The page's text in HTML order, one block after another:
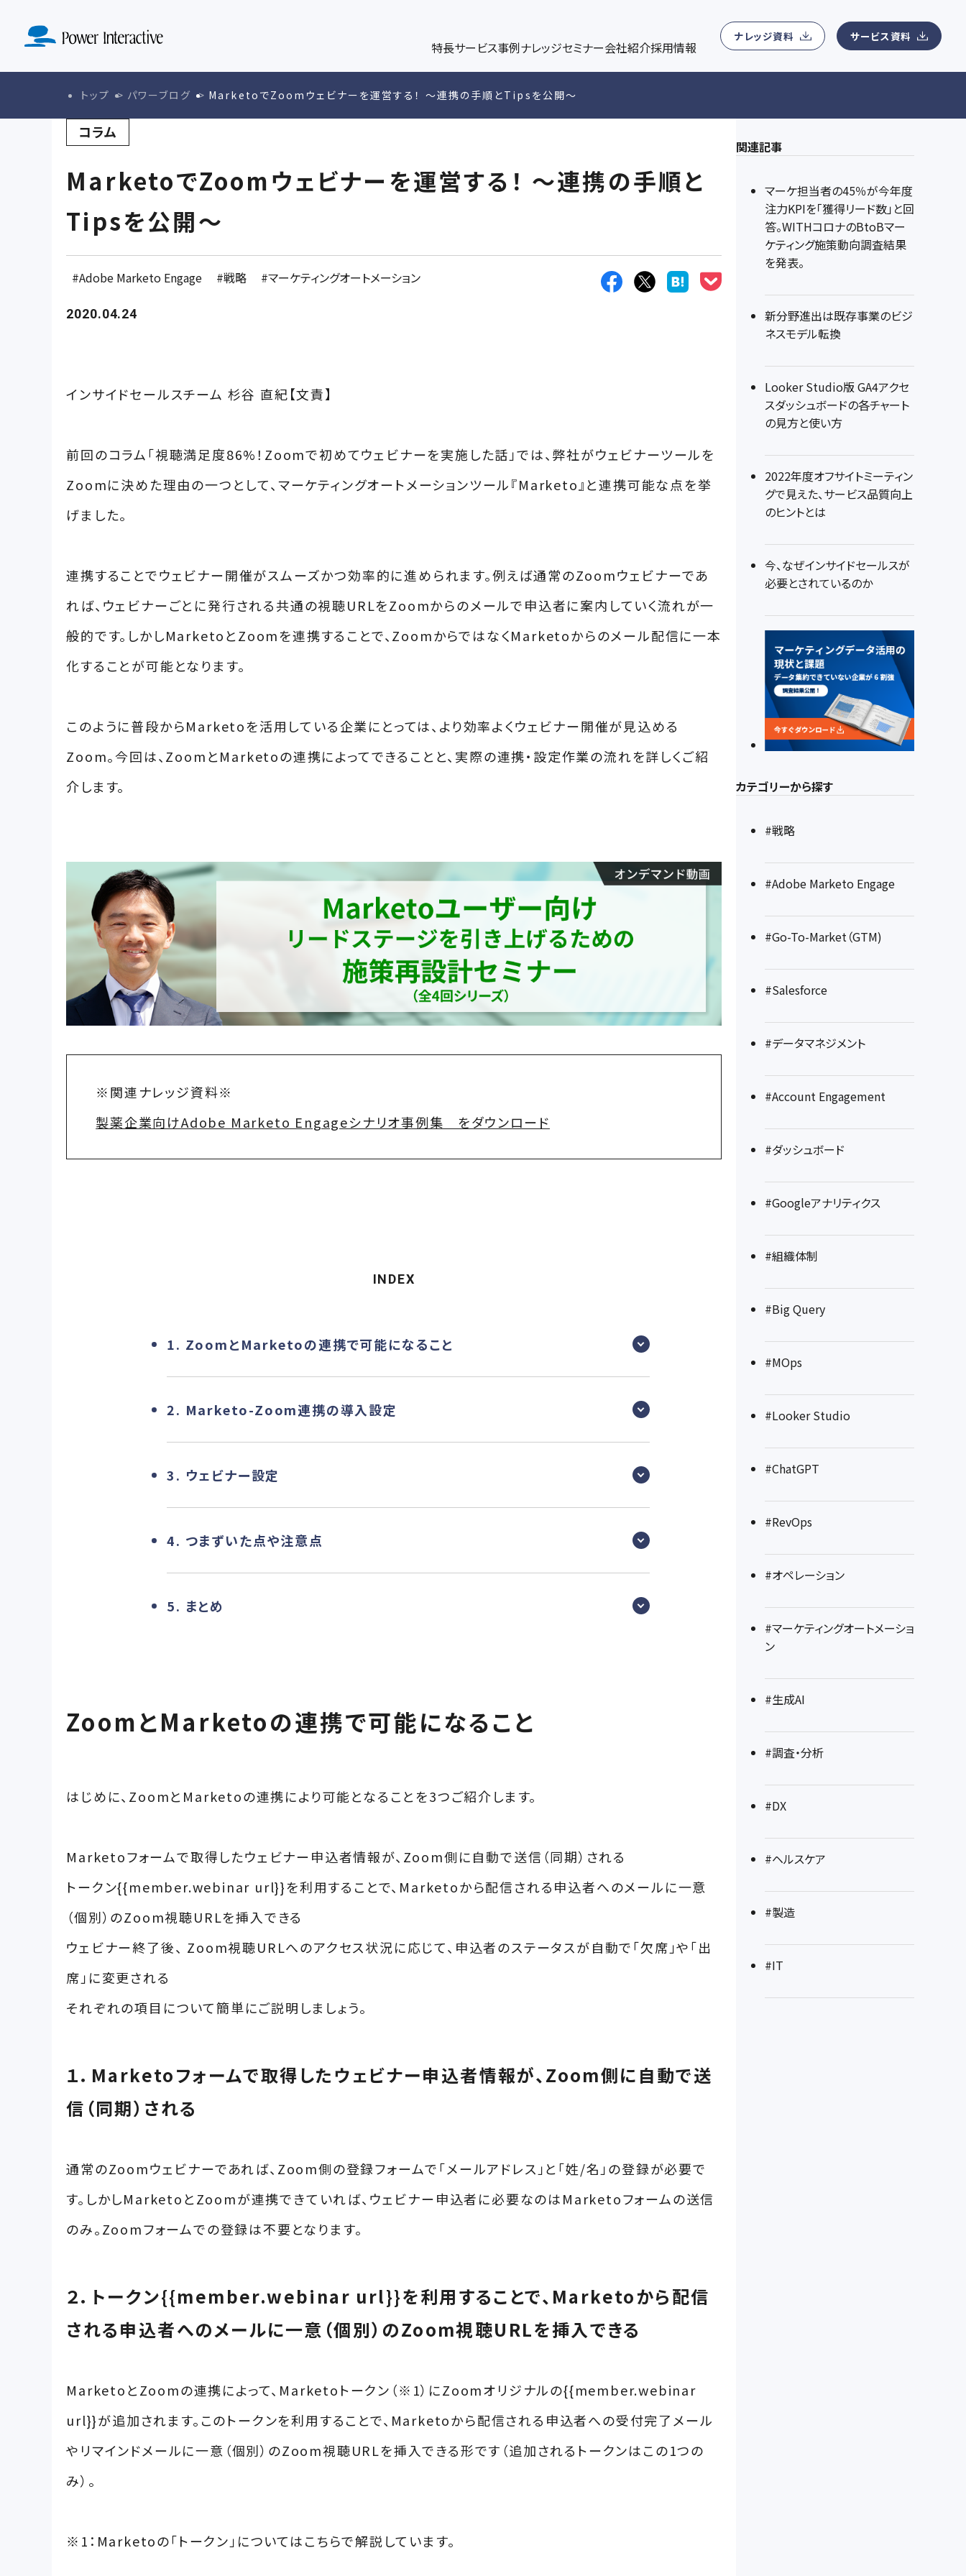
特長サービス
SERVICE
サービストップ
リサーチ
事例ナレッジ
ナレッジトップ
マーケティングに関わる無料eBookを提供
マーケティングの最新トレンドを紹介
セミナー会社紹介
会社紹介トップ
所在地、事業領域、アクセスマップ、役員紹介などの基本情報
各メンバーの専門領域や執筆記事などを紹介
採用情報
ナレッジ資料 サービス資料
トップ パワーブログ MarketoでZoomウェビナーを運営する！ ～連携の手順とTipsを公開～
コラム
MarketoでZoomウェビナーを運営する！ ～連携の手順と
Tipsを公開～
Adobe Marketo Engage 戦略 マーケティングオートメーション
2020.04.24
インサイドセールスチーム 杉谷 直紀【文責】
前回のコラム「視聴満足度86%！Zoomで初めてウェビナーを実施した話」では、弊社がウェビナーツールを
Zoomに決めた理由の一つとして、マーケティングオートメーションツール『Marketo』と連携可能な点を挙
げました。
連携することでウェビナー開催がスムーズかつ効率的に進められます。例えば通常のZoomウェビナーであ
れば、ウェビナーごとに発行される共通の視聴URLをZoomからのメールで申込者に案内していく流れが一
般的です。しかしMarketoとZoomを連携することで、ZoomからではなくMarketoからのメール配信に一本
化することが可能となります。
このように普段からMarketoを活用している企業にとっては、より効率よくウェビナー開催が見込める
Zoom。今回は、ZoomとMarketoの連携によってできることと、実際の連携・設定作業の流れを詳しくご紹
介します。
※関連ナレッジ資料※
製薬企業向けAdobe Marketo Engageシナリオ事例集 をダウンロード
INDEX
1. ZoomとMarketoの連携で可能になること
2. Marketo-Zoom連携の導入設定
3. ウェビナー設定
4. つまずいた点や注意点
5. まとめ
ZoomとMarketoの連携で可能になること
はじめに、ZoomとMarketoの連携により可能となることを3つご紹介します。
Marketoフォームで取得したウェビナー申込者情報が、Zoom側に自動で送信（同期）される
トークン{{member.webinar url}}を利用することで、Marketoから配信される申込者へのメールに一意
（個別）のZoom視聴URLを挿入できる
ウェビナー終了後、 Zoom視聴URLへのアクセス状況に応じて、申込者のステータスが自動で「欠席」や「出
席」に変更される
それぞれの項目について簡単にご説明しましょう。
１．Marketoフォームで取得したウェビナー申込者情報が、Zoom側に自動で送
信（同期）される
通常のZoomウェビナーであれば、Zoom側の登録フォームで「メールアドレス」と「姓/名」の登録が必要で
す。しかしMarketoとZoomが連携できていれば、ウェビナー申込者に必要なのはMarketoフォームの送信
のみ。Zoomフォームでの登録は不要となります。
２．トークン{{member.webinar url}}を利用することで、Marketoから配信
される申込者へのメールに一意（個別）のZoom視聴URLを挿入できる
MarketoとZoomの連携によって、Marketoトークン（※1）にZoomオリジナルの{{member.webinar
url}}が追加されます。このトークンを利用することで、Marketoから配信される申込者への受付完了メール
やリマインドメールに一意（個別）のZoom視聴URLを挿入できる形です（追加されるトークンはこの1つの
み）。
※1：Marketoの「トークン」についてはこちらで解説しています。
関連記事
マーケ担当者の45％が今年度
注力KPIを「獲得リード数」と回
答。WITHコロナのBtoBマー
ケティング施策動向調査結果
を発表。
新分野進出は既存事業のビジ
ネスモデル転換
Looker Studio版 GA4アクセ
スダッシュボードの各チャート
の見方と使い方
2022年度オフサイトミーティン
グで見えた、サービス品質向上
のヒントとは
今、なぜインサイドセールスが
必要とされているのか
カテゴリーから探す
#戦略
#Adobe Marketo Engage
#Go-To-Market（GTM)
#Salesforce
#データマネジメント
#Account Engagement
#ダッシュボード
#Googleアナリティクス
#組織体制
#Big Query
#MOps
#Looker Studio
#ChatGPT
#RevOps
#オペレーション
#マーケティングオートメーショ
ン
#生成AI
#調査・分析
#DX
#ヘルスケア
#製造
#IT